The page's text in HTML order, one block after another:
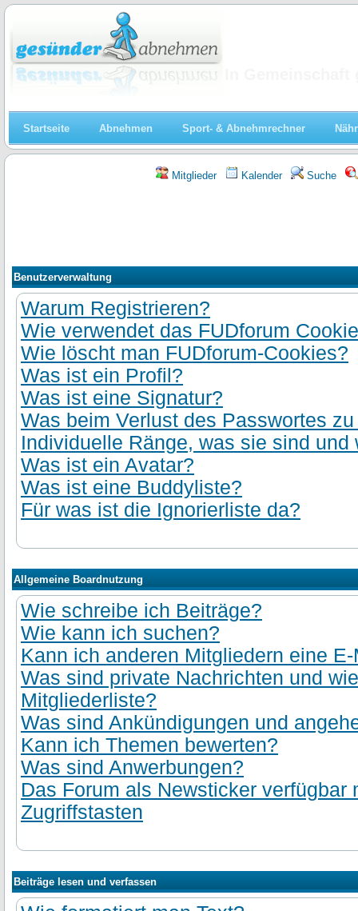
Startseite Abnehmen Sport- & Abnehmrechner
Mitglieder Kalender Suche
Benutzerverwaltung
Warum Registrieren?
Wie verwendet das FUDforum
Wie löscht man FUDforum-Cookies?
Was ist ein Profil?
Was ist eine Signatur?
Was beim Verlust des Passwortes
Individuelle Ränge, was sie sind und
Was ist ein Avatar?
Was ist eine Buddyliste?
Für was ist die Ignorierliste da?
Allgemeine Boardnutzung
Wie schreibe ich Beiträge?
Wie kann ich suchen?
Kann ich anderen Mitgliedern eine
Was sind private Nachrichten und
Mitgliederliste?
Was sind Ankündigungen und
Kann ich Themen bewerten?
Was sind Anwerbungen?
Das Forum als Newsticker verfügbar
Zugriffstasten
Beiträge lesen und verfassen